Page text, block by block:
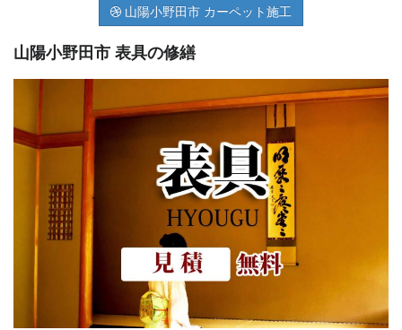
山陽小野田市 カーペット施工
山陽小野田市 表具の修繕